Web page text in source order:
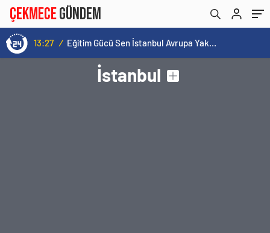
13:27 / Eğitim Gücü Sen İstanbul Avrupa Yakası Şubesi İlk Genel Kurulunu Küçükçekmece’de Gerçekleştirdi
İstanbul